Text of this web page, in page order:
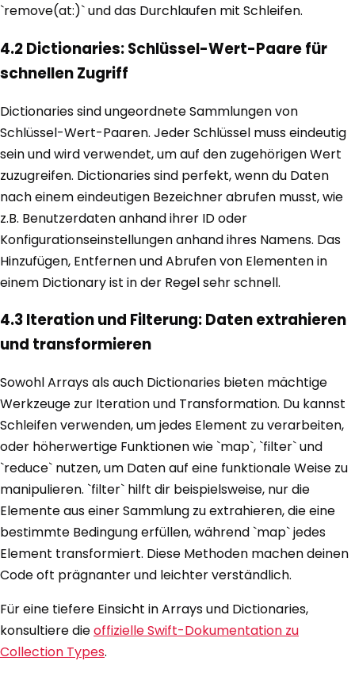
`remove(at:)` und das Durchlaufen mit Schleifen.
4.2 Dictionaries: Schlüssel-Wert-Paare für
schnellen Zugriff
Dictionaries sind ungeordnete Sammlungen von
Schlüssel-Wert-Paaren. Jeder Schlüssel muss eindeutig
sein und wird verwendet, um auf den zugehörigen Wert
zuzugreifen. Dictionaries sind perfekt, wenn du Daten
nach einem eindeutigen Bezeichner abrufen musst, wie
z.B. Benutzerdaten anhand ihrer ID oder
Konfigurationseinstellungen anhand ihres Namens. Das
Hinzufügen, Entfernen und Abrufen von Elementen in
einem Dictionary ist in der Regel sehr schnell.
4.3 Iteration und Filterung: Daten extrahieren
und transformieren
Sowohl Arrays als auch Dictionaries bieten mächtige
Werkzeuge zur Iteration und Transformation. Du kannst
Schleifen verwenden, um jedes Element zu verarbeiten,
oder höherwertige Funktionen wie `map`, `filter` und
`reduce` nutzen, um Daten auf eine funktionale Weise zu
manipulieren. `filter` hilft dir beispielsweise, nur die
Elemente aus einer Sammlung zu extrahieren, die eine
bestimmte Bedingung erfüllen, während `map` jedes
Element transformiert. Diese Methoden machen deinen
Code oft prägnanter und leichter verständlich.
Für eine tiefere Einsicht in Arrays und Dictionaries,
konsultiere dieoffizielle Swift-Dokumentation zu
Collection Types.